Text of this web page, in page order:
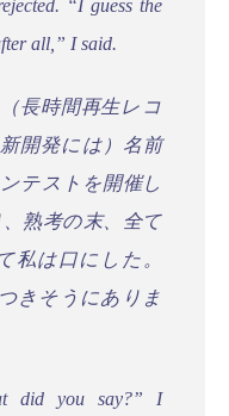
“I guess the
all,” I said.
長時間再生レコ
開発には）名前
テストを開催し
熟考の末、全て
私は口にした。
きそうにありま
did you say?” I